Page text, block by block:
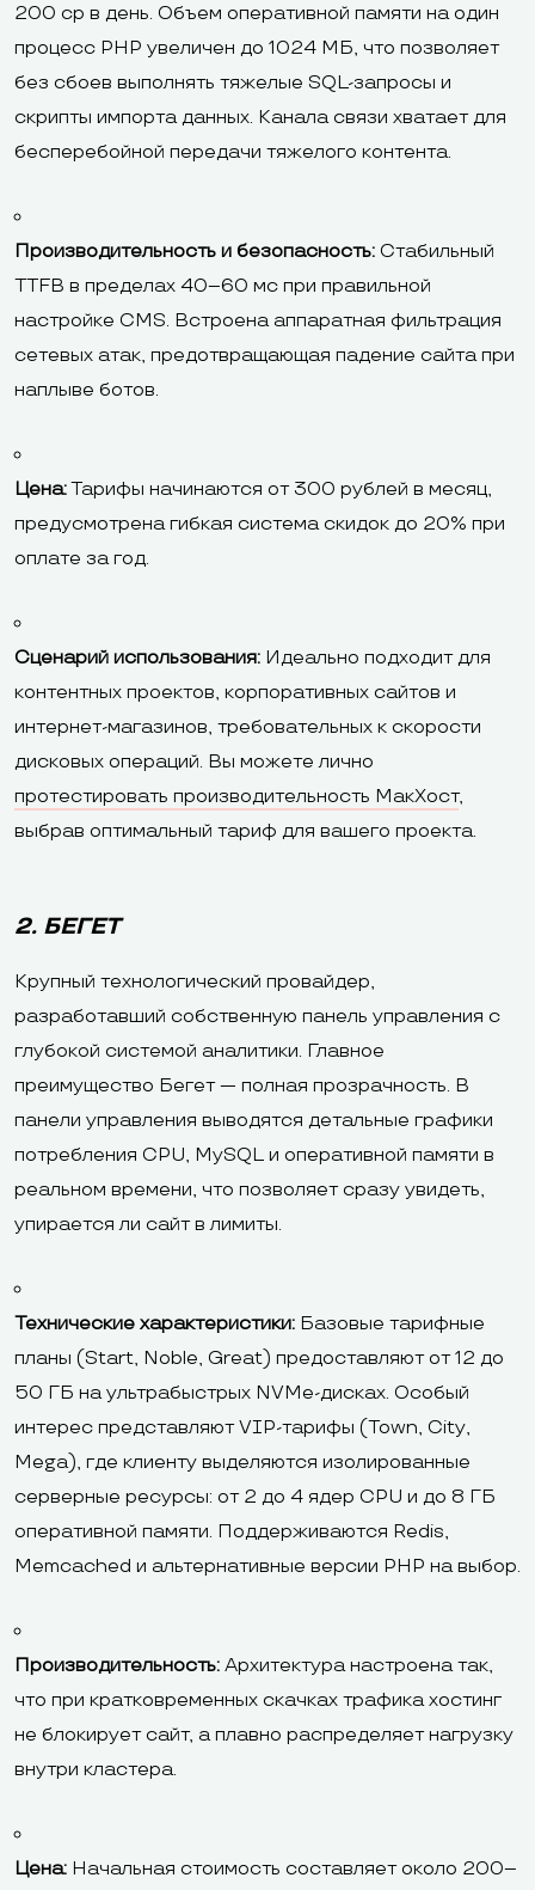
200 cp в день. Объем оперативной памяти на один
процесс PHP увеличен до 1024 МБ, что позволяет
без сбоев выполнять тяжелые SQL-запросы и
скрипты импорта данных. Канала связи хватает для
бесперебойной передачи тяжелого контента.
Производительность и безопасность: Стабильный
TTFB в пределах 40–60 мс при правильной
настройке CMS. Встроена аппаратная фильтрация
сетевых атак, предотвращающая падение сайта при
наплыве ботов.
Цена:Тарифы начинаются от 300 рублей в месяц,
предусмотрена гибкая система скидок до 20% при
оплате за год.
Сценарий использования: Идеально подходит для
контентных проектов, корпоративных сайтов и
интернет-магазинов, требовательных к скорости
дисковых операций. Вы можете лично
протестировать производительность МакХост,
выбрав оптимальный тариф для вашего проекта.
2. БЕГЕТ
Крупный технологический провайдер,
разработавший собственную панель управления с
глубокой системой аналитики. Главное
преимущество Бегет — полная прозрачность. В
панели управления выводятся детальные графики
потребления CPU, MySQL и оперативной памяти в
реальном времени, что позволяет сразу увидеть,
упирается ли сайт в лимиты.
Технические характеристики: Базовые тарифные
планы (Start, Noble, Great) предоставляют от 12 до
50 ГБ на ультрабыстрых NVMe-дисках. Особый
интерес представляют VIP-тарифы (Town, City,
Mega), где клиенту выделяются изолированные
серверные ресурсы: от 2 до 4 ядер CPU и до 8 ГБ
оперативной памяти. Поддерживаются Redis,
Memcached и альтернативные версии PHP на выбор.
Производительность: Архитектура настроена так,
что при кратковременных скачках трафика хостинг
не блокирует сайт, а плавно распределяет нагрузку
внутри кластера.
Цена: Начальная стоимость составляет около 200–